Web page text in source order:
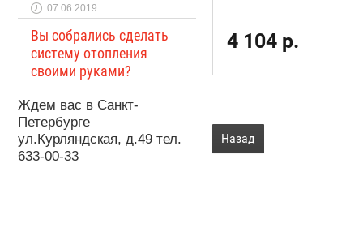
4 104 р.
Назад
07.06.2019
Вы собрались сделать
систему отопления
своими руками?
Ждем вас в Санкт-
Петербурге
ул.Курляндская, д.49 тел.
633-00-33